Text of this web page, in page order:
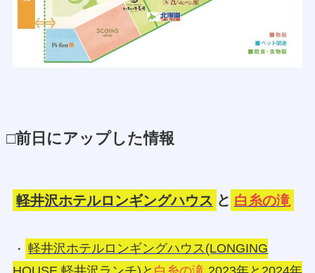
□前日にアップした情報
軽井沢ホテルロンギングハウス と 白糸の滝
・ 軽井沢ホテルロンギングハウス(LONGING